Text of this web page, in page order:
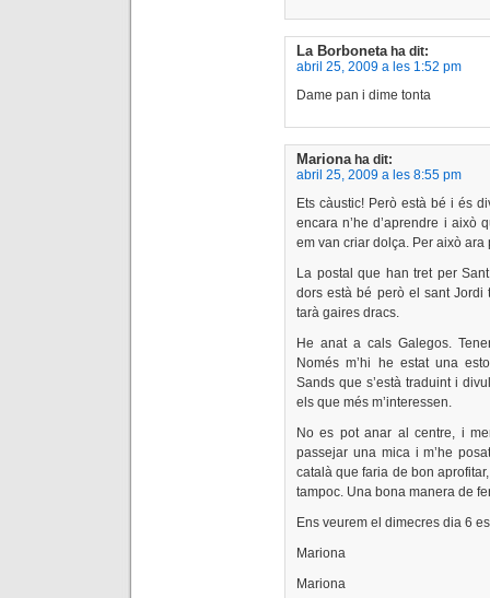
La Borboneta ha dit:
abril 25, 2009 a les 1:52 pm
Dame pan i dime tonta
Mariona ha dit:
abril 25, 2009 a les 8:55 pm
Ets càustic! Però està bé i és
encara n’he d’aprendre i això
em van criar dolça. Per això
La postal que han tret per
dors està bé però el sant
tarà gaires dracs.
He anat a cals Galegos.
Només m’hi he estat una
Sands que s’està traduint i
els que més m’interessen.
No es pot anar al centre, i
passejar una mica i m’he
català que faria de bon
tampoc. Una bona manera de
Ens veurem el dimecres dia 6
Mariona
Mariona